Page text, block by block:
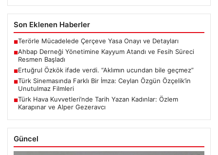
Son Eklenen Haberler
■Terörle Mücadelede Çerçeve Yasa Onayı ve Detayları
■Ahbap Derneği Yönetimine Kayyum Atandı ve Fesih Süreci
Resmen Başladı
■Ertuğrul Özkök ifade verdi. “Aklımın ucundan bile geçmez”
■Türk Sinemasında Farklı Bir İmza: Ceylan Özgün Özçelik’in
Unutulmaz Filmleri
■Türk Hava Kuvvetleri’nde Tarih Yazan Kadınlar: Özlem
Karapınar ve Alper Gezeravcı
Güncel